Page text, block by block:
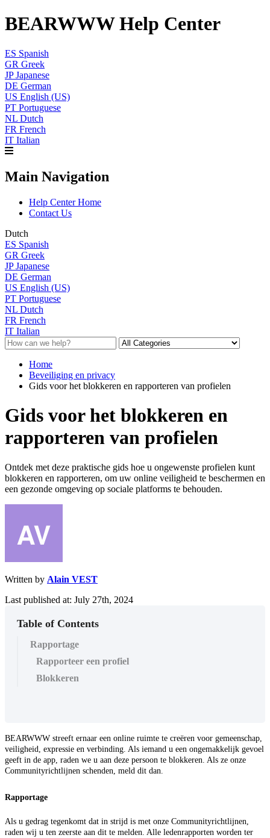
BEARWWW Help Center
ES Spanish
GR Greek
JP Japanese
DE German
US English (US)
PT Portuguese
NL Dutch
FR French
IT Italian
Main Navigation
Help Center Home
Contact Us
Dutch
ES Spanish
GR Greek
JP Japanese
DE German
US English (US)
PT Portuguese
NL Dutch
FR French
IT Italian
Home
Beveiliging en privacy
Gids voor het blokkeren en rapporteren van profielen
Gids voor het blokkeren en
rapporteren van profielen
Ontdek met deze praktische gids hoe u ongewenste profielen kunt
blokkeren en rapporteren, om uw online veiligheid te beschermen en
een gezonde omgeving op sociale platforms te behouden.
Written by Alain VEST
Last published at: July 27th, 2024
Table of Contents
Rapportage
Rapporteer een profiel
Blokkeren
BEARWWW streeft ernaar een online ruimte te creëren voor gemeenschap,
veiligheid, expressie en verbinding. Als iemand u een ongemakkelijk gevoel
geeft in de app, raden we u aan deze persoon te blokkeren. Als ze onze
Communityrichtlijnen schenden, meld dit dan.
Rapportage
Als u gedrag tegenkomt dat in strijd is met onze Communityrichtlijnen,
raden wij u ten zeerste aan dit te melden. Alle ledenrapporten worden ter